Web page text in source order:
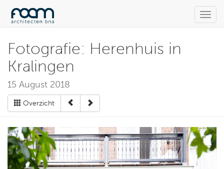
Fotografie: Herenhuis in
Kralingen
15 August 2018
Overzicht